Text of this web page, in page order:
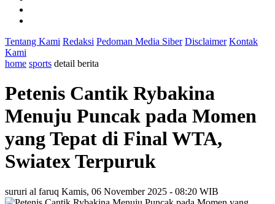
Tentang Kami Redaksi Pedoman Media Siber Disclaimer Kontak
Kami
home sports detail berita
Petenis Cantik Rybakina
Menuju Puncak pada Momen
yang Tepat di Final WTA,
Swiatex Terpuruk
sururi al faruq Kamis, 06 November 2025 - 08:20 WIB